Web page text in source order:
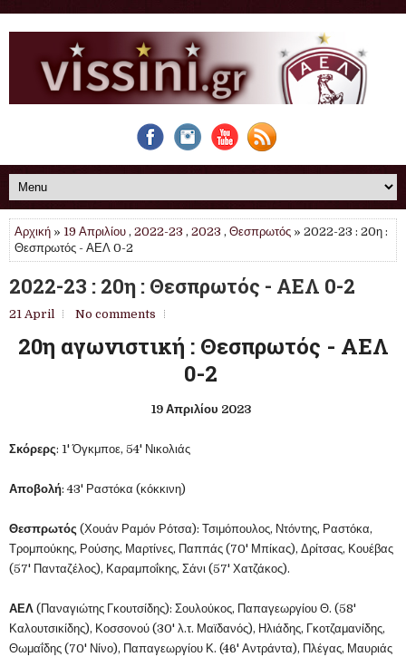
Αρχική » 19 Απριλίου , 2022-23 , 2023 , Θεσπρωτός » 2022-23 : 20η :
Θεσπρωτός - ΑΕΛ 0-2
2022-23 : 20η : Θεσπρωτός - ΑΕΛ 0-2
21 April No comments
20η αγωνιστική : Θεσπρωτός - ΑΕΛ
0-2
19 Απριλίου 2023
Σκόρερς: 1' Όγκμποε, 54' Νικολιάς
Αποβολή: 43' Ραστόκα (κόκκινη)
Θεσπρωτός (Χουάν Ραμόν Ρότσα): Τσιμόπουλος, Ντόντης, Ραστόκα,
Τρομπούκης, Ρούσης, Μαρτίνες, Παππάς (70' Μπίκας), Δρίτσας, Κουέβας
(57' Πανταζέλος), Καραμποΐκης, Σάνι (57' Χατζάκος).
ΑΕΛ (Παναγιώτης Γκουτσίδης): Σουλούκος, Παπαγεωργίου Θ. (58'
Καλουτσικίδης), Κοσσονού (30' λ.τ. Μαϊδανός), Ηλιάδης, Γκοτζαμανίδης,
Θωμαΐδης (70' Νίνο), Παπαγεωργίου Κ. (46' Αντράντα), Πλέγας, Μαυριάς